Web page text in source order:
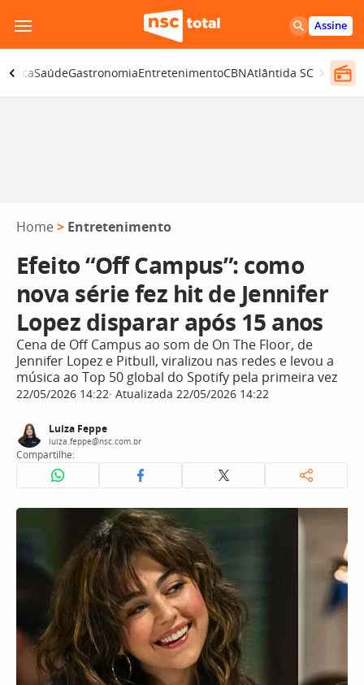
para
o
conteúdo
Assine
SaúdeGastronomiaEntretenimentoCBNAtlântida SC
Home > Entretenimento
Efeito “Off Campus”: como
nova série fez hit de Jennifer
Lopez disparar após 15 anos
Cena de Off Campus ao som de On The Floor, de
Jennifer Lopez e Pitbull, viralizou nas redes e levou a
música ao Top 50 global do Spotify pela primeira vez
22/05/2026 14:22 Atualizada 22/05/2026 14:22
Luiza Feppe
luiza.feppe@nsc.com.br
Compartilhe: